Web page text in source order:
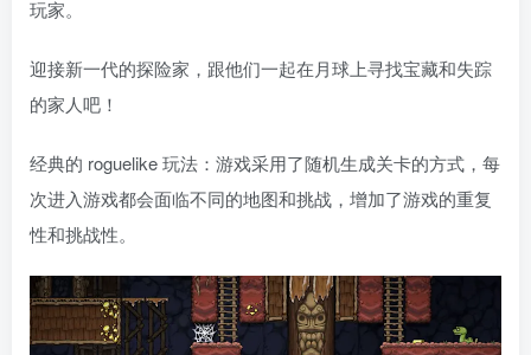
玩家。
迎接新一代的探险家，跟他们一起在月球上寻找宝藏和失踪
的家人吧！
经典的 roguelike 玩法：游戏采用了随机生成关卡的方式，每
次进入游戏都会面临不同的地图和挑战，增加了游戏的重复
性和挑战性。